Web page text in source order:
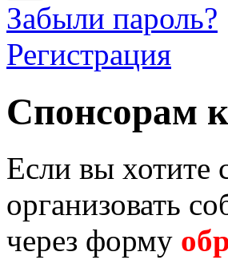
Забыли пароль?
Регистрация
Спонсорам
Если вы хотите
организовать
через форму